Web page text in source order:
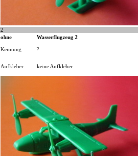
2
ohne
Wasserflugzeug 2
Kennung ?
Aufkleber keine Aufkleber